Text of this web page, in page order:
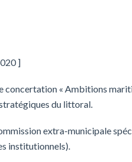
]
concertation « Ambitions
du littoral.
extra-municipale
institutionnels).